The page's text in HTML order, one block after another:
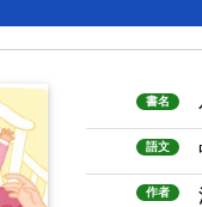
書名
語文
作者